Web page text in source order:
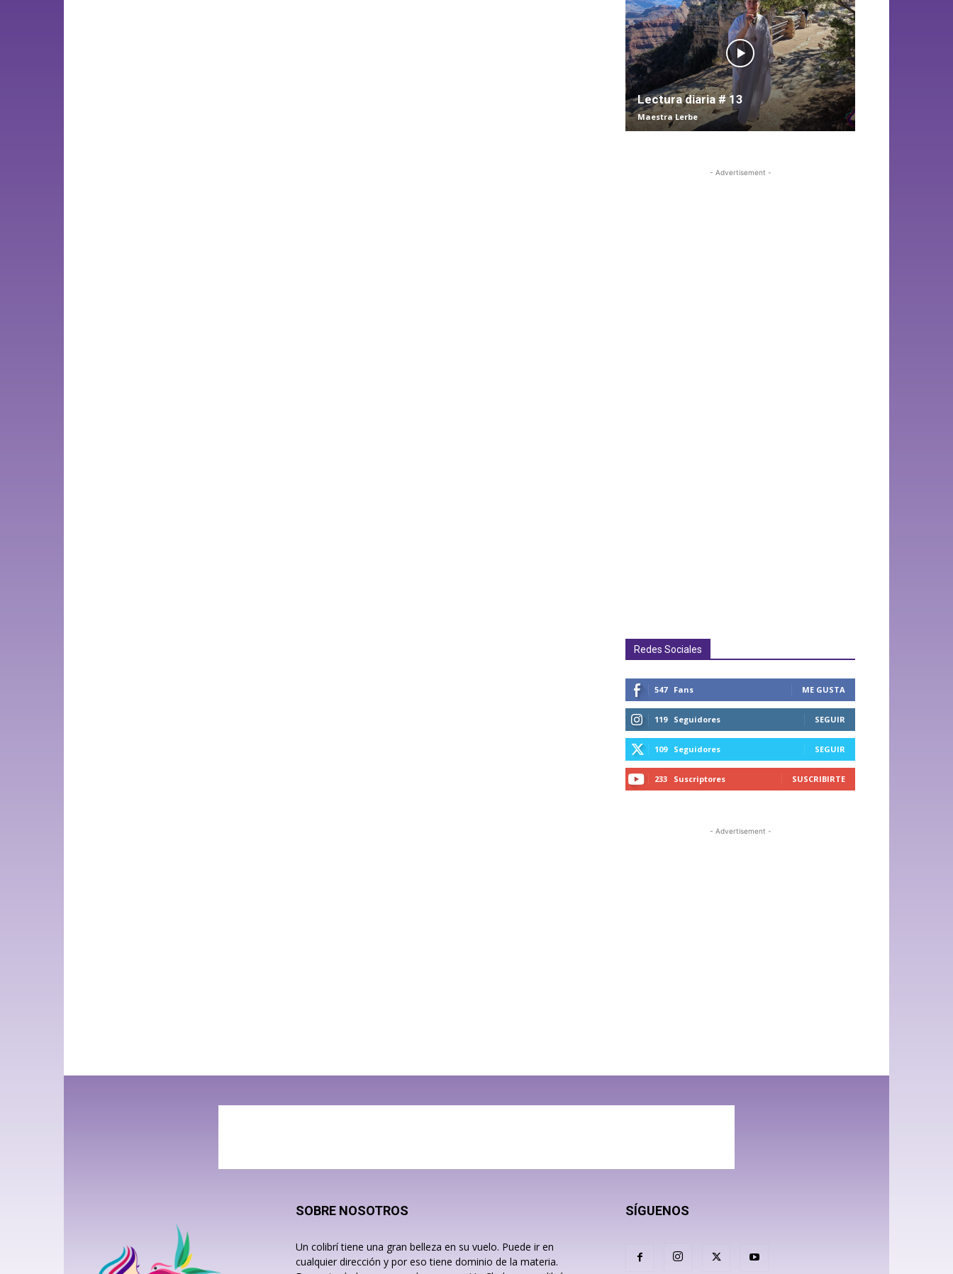
Lectura diaria # 13
Maestra Lerbe
- Advertisement -
Redes Sociales
547 Fans ME GUSTA
119 Seguidores SEGUIR
109 Seguidores SEGUIR
233 Suscriptores SUSCRIBIRTE
- Advertisement -
SOBRE NOSOTROS
Un colibrí tiene una gran belleza en su vuelo. Puede ir en
cualquier dirección y por eso tiene dominio de la materia.
SÍGUENOS